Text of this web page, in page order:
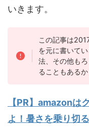
いきます。
この記事は
を元に書いて
法、その他も
ることもある
【PR】amazonは
よ！暑さを乗り切